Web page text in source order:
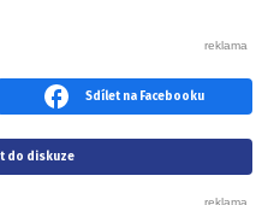
Sdílet na Facebooku
do diskuze